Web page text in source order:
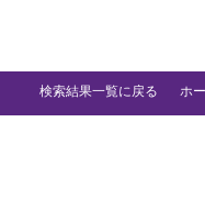
検索結果一覧に戻る ホ